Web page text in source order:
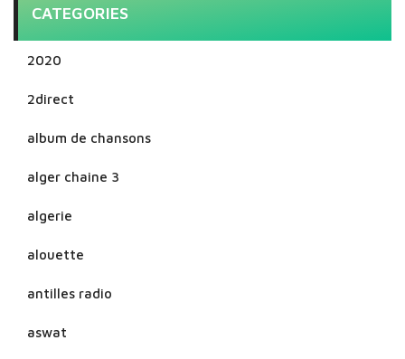
CATEGORIES
2020
2direct
album de chansons
alger chaine 3
algerie
alouette
antilles radio
aswat